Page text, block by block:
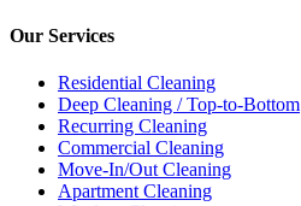
Our Services
Residential Cleaning
Deep Cleaning / Top-to-Bottom
Recurring Cleaning
Commercial Cleaning
Move-In/Out Cleaning
Apartment Cleaning